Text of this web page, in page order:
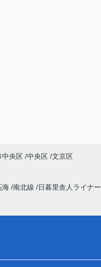
中央区 中央区 文京区
海 南北線
日暮里舎人ライナー